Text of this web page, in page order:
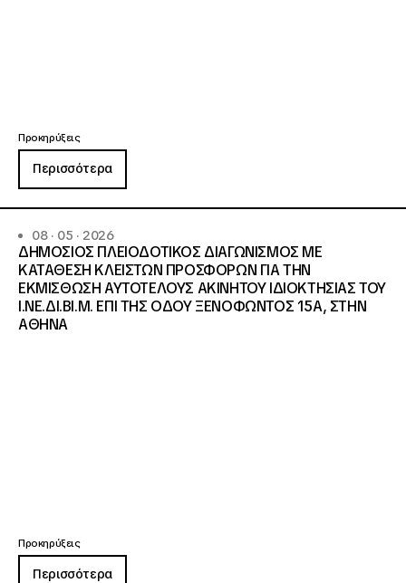
Προκηρύξεις
Περισσότερα
08 · 05 · 2026
ΔΗΜΟΣΙΟΣ ΠΛΕΙΟΔΟΤΙΚΟΣ ΔΙΑΓΩΝΙΣΜΟΣ ΜΕ
ΚΑΤΑΘΕΣΗ ΚΛΕΙΣΤΩΝ ΠΡΟΣΦΟΡΩΝ ΓΙΑ ΤΗΝ
ΕΚΜΙΣΘΩΣΗ ΑΥΤΟΤΕΛΟΥΣ ΑΚΙΝΗΤΟΥ ΙΔΙΟΚΤΗΣΙΑΣ ΤΟΥ
Ι.ΝΕ.ΔΙ.ΒΙ.Μ. ΕΠΙ ΤΗΣ ΟΔΟΥ ΞΕΝΟΦΩΝΤΟΣ 15Α, ΣΤΗΝ
ΑΘΗΝΑ
Προκηρύξεις
Περισσότερα